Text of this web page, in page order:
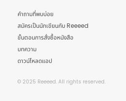
คำถามที่พบบ่อย
สมัครเป็นนักเขียนกับ Reeeed
ขั้นตอนการสั่งซื้อหนังสือ
บทความ
ดาวน์โหลดแอป
© 2025 Reeeed. All rights reserved.